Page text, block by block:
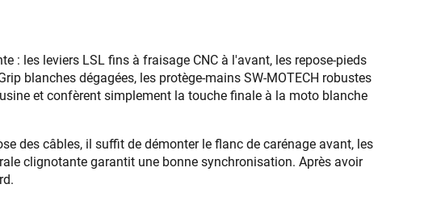
: les leviers LSL fins à fraisage CNC à l'avant, les repose-pieds
blanches dégagées, les protège-mains SW-MOTECH robustes
et confèrent simplement la touche finale à la moto blanche
des câbles, il suffit de démonter le flanc de carénage avant, les
clignotante garantit une bonne synchronisation. Après avoir